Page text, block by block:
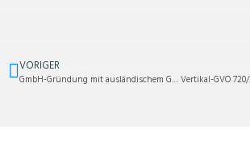
VORIGER
GmbH-Gründung mit ausländischem Geschäftsführer – wie ich als Anwalt unterstütze